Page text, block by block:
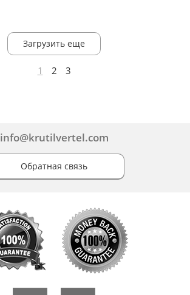
Загрузить еще
1 2 3
info@krutilvertel.com
Обратная связь